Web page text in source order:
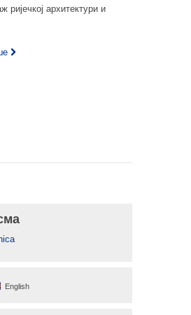
ријечкој архитектури и
English